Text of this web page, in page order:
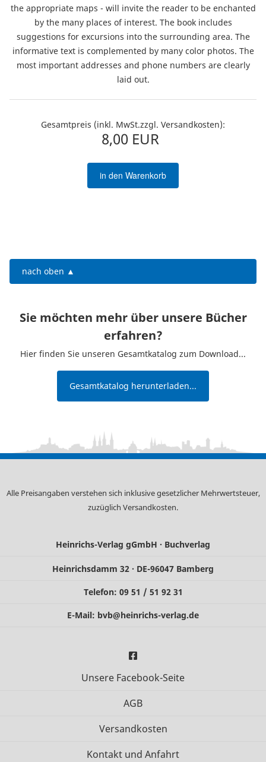
the appropriate maps - will invite the reader to be enchanted
by the many places of interest. The book includes
suggestions for excursions into the surrounding area. The
informative text is complemented by many color photos. The
most important addresses and phone numbers are clearly
laid out.
Gesamtpreis (inkl. MwSt.zzgl. Versandkosten):
8,00 EUR
in den Warenkorb
nach oben ▲
Sie möchten mehr über unsere Bücher
erfahren?
Hier finden Sie unseren Gesamtkatalog zum Download...
Gesamtkatalog herunterladen...
Alle Preisangaben verstehen sich inklusive gesetzlicher Mehrwertsteuer,
zuzüglich Versandkosten.
Heinrichs-Verlag gGmbH · Buchverlag
Heinrichsdamm 32 · DE-96047 Bamberg
Telefon: 09 51 / 51 92 31
E-Mail: bvb@heinrichs-verlag.de
Unsere Facebook-Seite
AGB
Versandkosten
Kontakt und Anfahrt